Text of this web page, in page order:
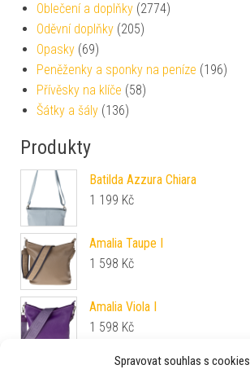
Spravovat souhlas s cookies
Oblečení a doplňky (2774)
Oděvní doplňky (205)
Opasky (69)
Peněženky a sponky na peníze (196)
Přívěsky na klíče (58)
Šátky a šály (136)
Produkty
Batilda Azzura Chiara
1 199 Kč
Amalia Taupe I
1 598 Kč
Amalia Viola I
1 598 Kč
Amalia Verde Chiaro I